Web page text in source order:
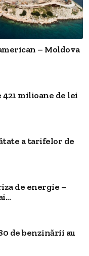
– Moldova
milioane de lei
a tarifelor de
de energie –
de benzinării au